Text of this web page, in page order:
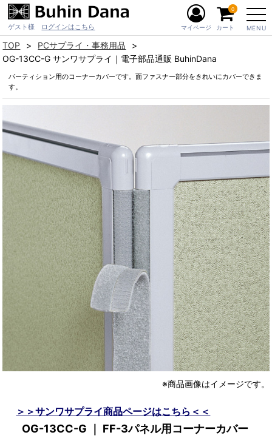
ゲスト様 ログインはこちら MENU
マイページ カート
0
TOP
PCサプライ・事務用品
OG-13CC-G サンワサプライ｜電子部品通販 BuhinDana
パーティション用のコーナーカバーです。面ファスナー部分をきれいにカバーできま
す。
※商品画像はイメージです。
＞＞サンワサプライ商品ページはこちら＜＜
OG-13CC-G ｜ FF-3パネル用コーナーカバー